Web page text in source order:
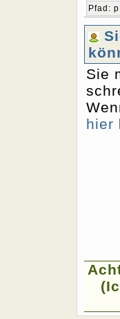
Pfad : p
Sie
hier